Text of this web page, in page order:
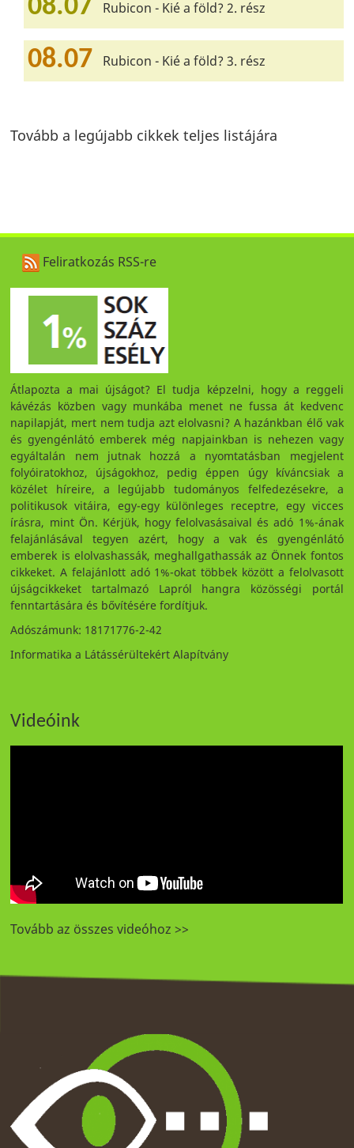
08.07 Rubicon - Kié a föld? 2. rész
08.07 Rubicon - Kié a föld? 3. rész
Tovább a legújabb cikkek teljes listájára
Feliratkozás RSS-re
Átlapozta a mai újságot? El tudja képzelni, hogy a reggeli
kávézás közben vagy munkába menet ne fussa át kedvenc
napilapját, mert nem tudja azt elolvasni? A hazánkban élő vak
és gyengénlátó emberek még napjainkban is nehezen vagy
egyáltalán nem jutnak hozzá a nyomtatásban megjelent
folyóiratokhoz, újságokhoz, pedig éppen úgy kíváncsiak a
közélet híreire, a legújabb tudományos felfedezésekre, a
politikusok vitáira, egy-egy különleges receptre, egy vicces
írásra, mint Ön. Kérjük, hogy felolvasásaival és adó 1%-ának
felajánlásával tegyen azért, hogy a vak és gyengénlátó
emberek is elolvashassák, meghallgathassák az Önnek fontos
cikkeket. A felajánlott adó 1%-okat többek között a felolvasott
újságcikkeket tartalmazó Lapról hangra közösségi portál
fenntartására és bővítésére fordítjuk.
Adószámunk: 18171776-2-42
Informatika a Látássérültekért Alapítvány
Videóink
Tovább az összes videóhoz >>